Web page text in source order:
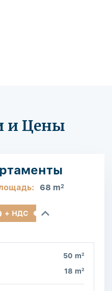
и Цены
68 m2
+ НДС
50 m2
18 m2